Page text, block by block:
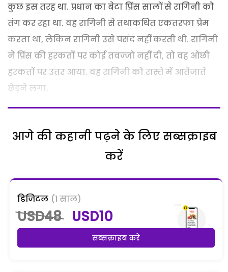
कुछ इस तरह था. प्रधान का बेटा प्रिंस सालों से रागिनी को
तंग कर रहा था. वह रागिनी से तथाकथित एकतरफा प्रेम
करता था, लेकिन रागिनी उसे पसंद नहीं करती थी. रागिनी
ने प्रिंस की हरकतों पर कोई तवज्जो नहीं दी, तो वह ओछी
हरकतों पर उतर आया. वह रागिनी को रास्ते में आतेजाते
छेड़ने लगा.
आगे की कहानी पढ़ने के लिए सब्सक्राइब
करें
डिजिटल (1 साल)
USD48 USD10
सब्सक्राइब करें